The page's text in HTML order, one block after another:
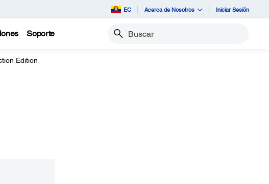
EC Acerca de Nosotros Iniciar Sesión
Soporte Buscar
Edition